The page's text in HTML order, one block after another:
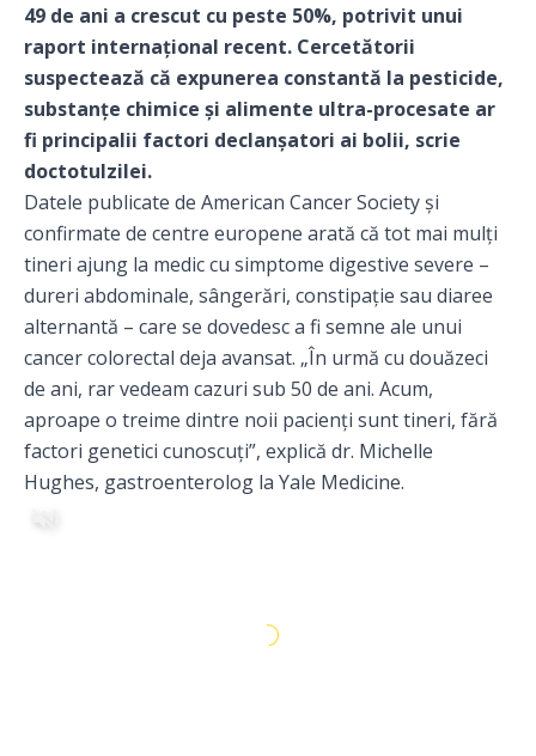
49 de ani a crescut cu peste 50%, potrivit unui
raport internațional recent. Cercetătorii
suspectează că expunerea constantă la pesticide,
substanțe chimice și alimente ultra-procesate ar
fi principalii factori declanșatori ai bolii, scrie
doctotulzilei.
Datele publicate de American Cancer Society și
confirmate de centre europene arată că tot mai mulți
tineri ajung la medic cu simptome digestive severe –
dureri abdominale, sângerări, constipație sau diaree
alternantă – care se dovedesc a fi semne ale unui
cancer colorectal deja avansat. „În urmă cu douăzeci
de ani, rar vedeam cazuri sub 50 de ani. Acum,
aproape o treime dintre noii pacienți sunt tineri, fără
factori genetici cunoscuți”, explică dr. Michelle
Hughes, gastroenterolog la Yale Medicine.